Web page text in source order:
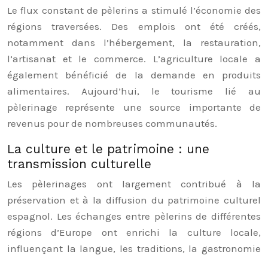
Le flux constant de pèlerins a stimulé l’économie des
régions traversées. Des emplois ont été créés,
notamment dans l’hébergement, la restauration,
l’artisanat et le commerce. L’agriculture locale a
également bénéficié de la demande en produits
alimentaires. Aujourd’hui, le tourisme lié au
pèlerinage représente une source importante de
revenus pour de nombreuses communautés.
La culture et le patrimoine : une
transmission culturelle
Les pèlerinages ont largement contribué à la
préservation et à la diffusion du patrimoine culturel
espagnol. Les échanges entre pèlerins de différentes
régions d’Europe ont enrichi la culture locale,
influençant la langue, les traditions, la gastronomie